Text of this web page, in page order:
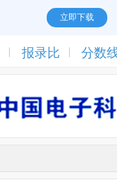
立即下载
报录比 分数